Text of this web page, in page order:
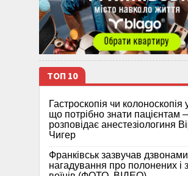
ТОП 10
Гастроскопія чи колоноскопія
що потрібно знати пацієнтам
розповідає анестезіологиня
Чигер
Франківськ зазвучав
нагадування про полонених і